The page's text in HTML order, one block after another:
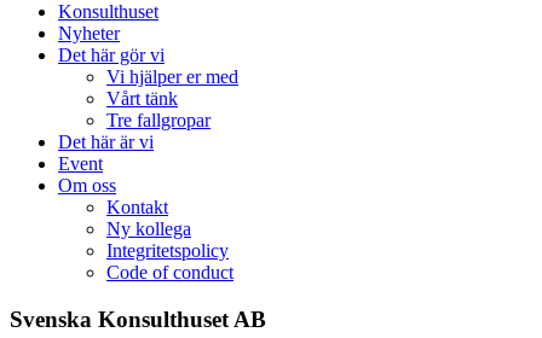
Konsulthuset
Nyheter
Det här gör vi
Vi hjälper er med
Vårt tänk
Tre fallgropar
Det här är vi
Event
Om oss
Kontakt
Ny kollega
Integritetspolicy
Code of conduct
Svenska Konsulthuset AB